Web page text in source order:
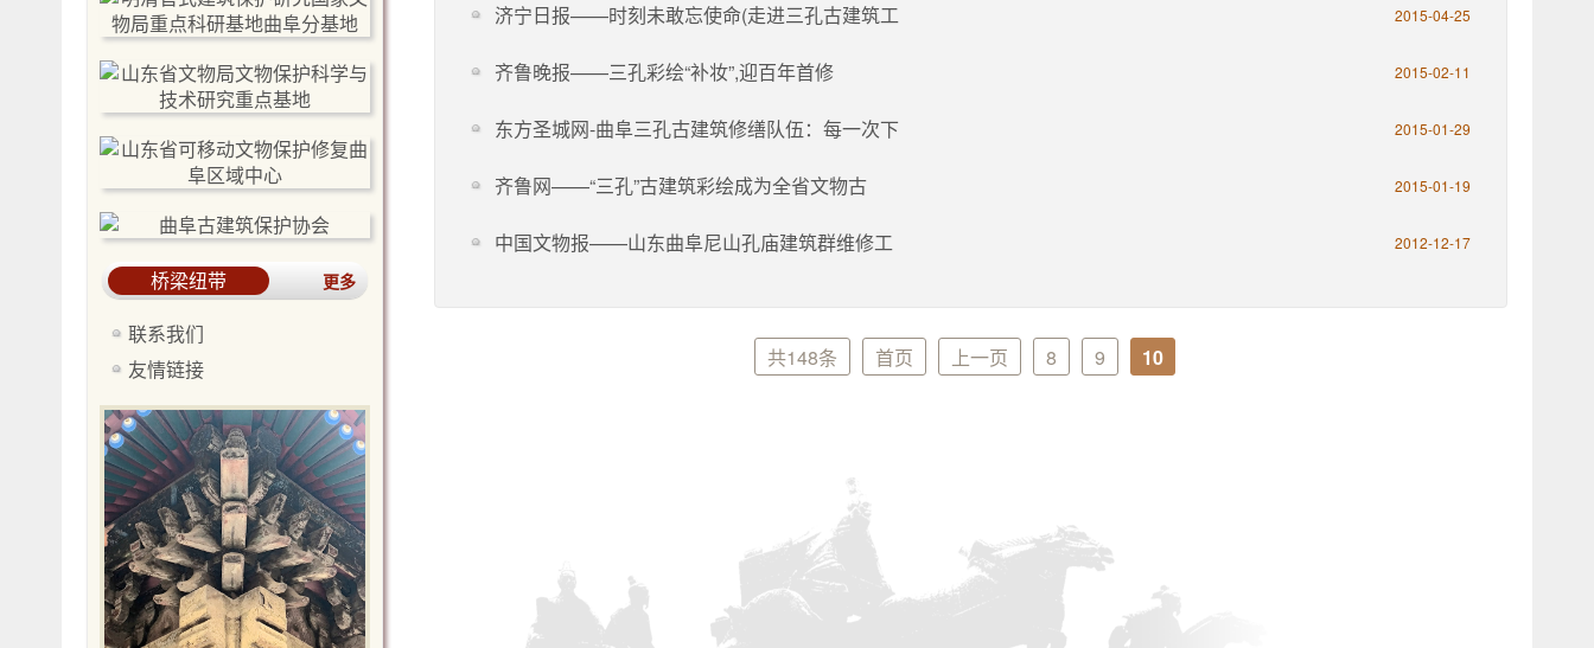
桥梁纽带 更多
联系我们
友情链接
济宁日报——时刻未敢忘使命(走进三孔古建筑工 2015-04-25
齐鲁晚报——三孔彩绘“补妆”,迎百年首修 2015-02-11
东方圣城网-曲阜三孔古建筑修缮队伍：每一次下 2015-01-29
齐鲁网——“三孔”古建筑彩绘成为全省文物古 2015-01-19
中国文物报——山东曲阜尼山孔庙建筑群维修工 2012-12-17
共148条 首页 上一页 8 9 10